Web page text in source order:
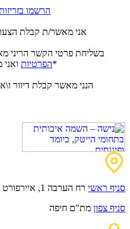
הרשמו
אני מאשר/ת קבלת הצעות
בשליחת פרטי הקשר הריני
הפרטיות*
הנני מאשר קבלת דיוור
סניף ראשי רח הערבה 1, איירפורט סיטי
סניף צפון מת"ם חיפה